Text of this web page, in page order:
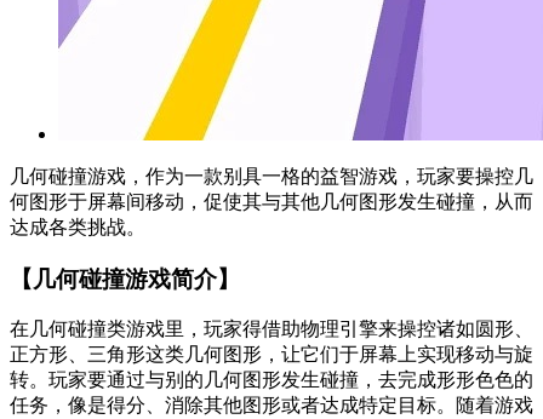
几何碰撞游戏，作为一款别具一格的益智游戏，玩家要操控几
何图形于屏幕间移动，促使其与其他几何图形发生碰撞，从而
达成各类挑战。
【几何碰撞游戏简介】
在几何碰撞类游戏里，玩家得借助物理引擎来操控诸如圆形、
正方形、三角形这类几何图形，让它们于屏幕上实现移动与旋
转。玩家要通过与别的几何图形发生碰撞，去完成形形色色的
任务，像是得分、消除其他图形或者达成特定目标。随着游戏